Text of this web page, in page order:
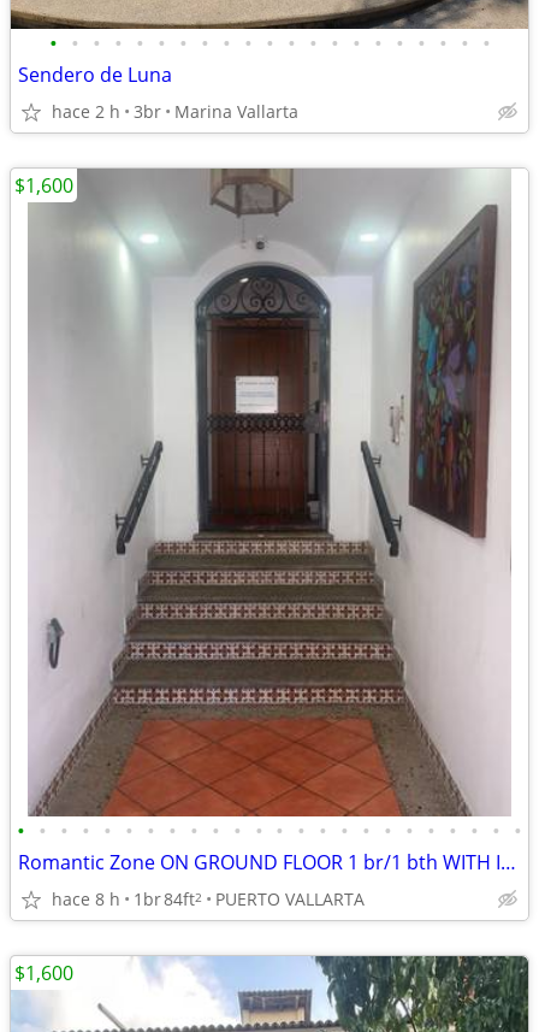
• • • • • • • • • • • • • • • • • • • • •
Sendero de Luna
hace 2 h 3br Marina Vallarta
• • • • • • • • • • • • • • • • • • • • • • • •
Romantic Zone ON GROUND FLOOR 1 br/1 bth WITH ITS OWN PRIVATE TERRACE
hace 8 h 1br84ft2 PUERTO VALLARTA
$1,600
$1,600